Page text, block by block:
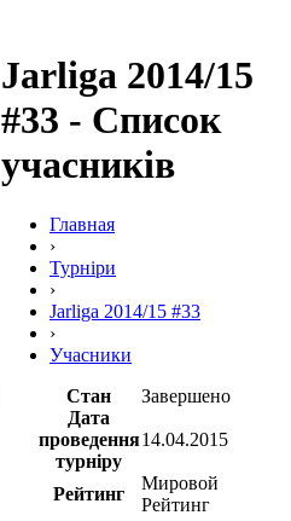
Jarliga 2014/15
#33 - Список
учасників
Главная
›
Турніри
›
Jarliga 2014/15 #33
›
Учасники
Стан
Завершено
Дата
проведення
турніру
14.04.2015
Рейтинг
Мировой
Рейтинг